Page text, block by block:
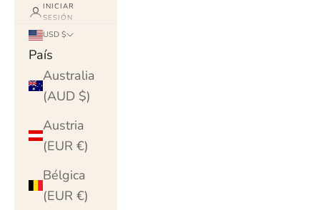
INICIAR
SESIÓN
USD $
País
Australia
(AUD $)
Austria
(EUR €)
Bélgica
(EUR €)